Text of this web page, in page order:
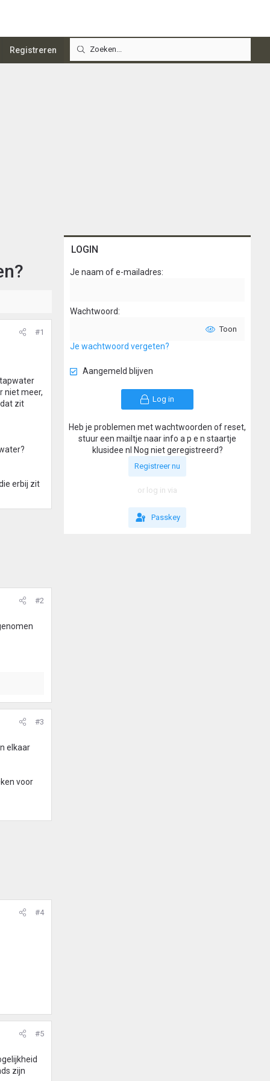
Registreren
#1
niet meer,
zit
erbij zit
#2
#3
elkaar
voor
#4
#5
zijn
LOGIN
Je naam of e-mailadres
Wachtwoord
Toon
Je wachtwoord vergeten?
Aangemeld blijven
Log in
Heb je problemen met wachtwoorden of reset,
stuur een mailtje naar info a p e n staartje
klusidee nl Nog niet geregistreerd?
Registreer nu
or log in via
Passkey